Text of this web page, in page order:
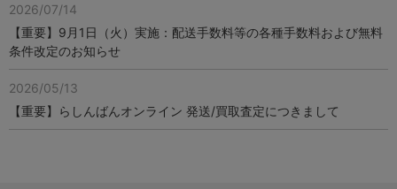
2026/07/14
【重要】9月1日（火）実施：配送手数料等の各種手数料および無料
条件改定のお知らせ
2026/05/13
【重要】らしんばんオンライン 発送/買取査定につきまして